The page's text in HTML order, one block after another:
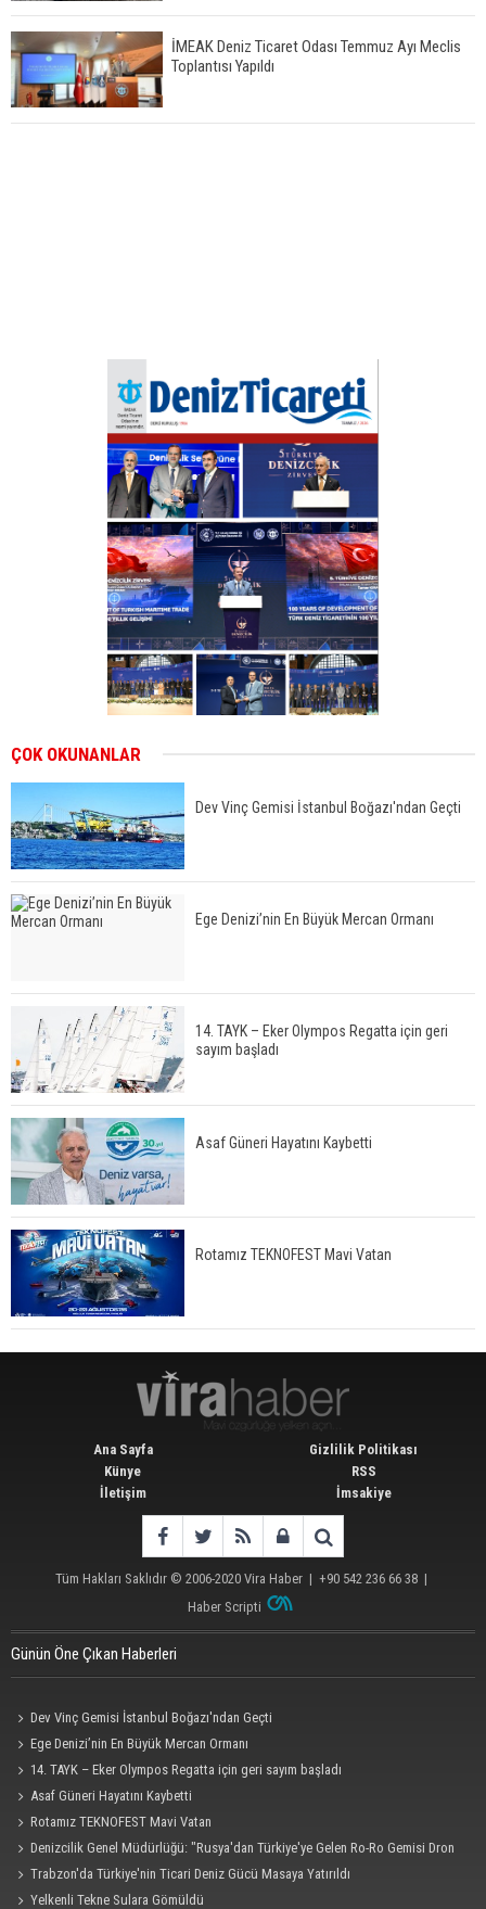
İMEAK Deniz Ticaret Odası Temmuz Ayı Meclis
Toplantısı Yapıldı
ÇOK OKUNANLAR
Dev Vinç Gemisi İstanbul Boğazı'ndan Geçti
Ege Denizi’nin En Büyük Mercan Ormanı
14. TAYK – Eker Olympos Regatta için geri
sayım başladı
Asaf Güneri Hayatını Kaybetti
Rotamız TEKNOFEST Mavi Vatan
Ana Sayfa
Künye
İletişim
Gizlilik Politikası
RSS
İmsakiye
Tüm Hakları Saklıdır © 2006-2020 Vira Haber | +90 542 236 66 38 |
Haber Scripti
Günün Öne Çıkan Haberleri
Dev Vinç Gemisi İstanbul Boğazı'ndan Geçti
Ege Denizi’nin En Büyük Mercan Ormanı
14. TAYK – Eker Olympos Regatta için geri sayım başladı
Asaf Güneri Hayatını Kaybetti
Rotamız TEKNOFEST Mavi Vatan
Denizcilik Genel Müdürlüğü: "Rusya'dan Türkiye'ye Gelen Ro-Ro Gemisi Dron
Saldırısına Uğradı"
Trabzon'da Türkiye'nin Ticari Deniz Gücü Masaya Yatırıldı
Yelkenli Tekne Sulara Gömüldü